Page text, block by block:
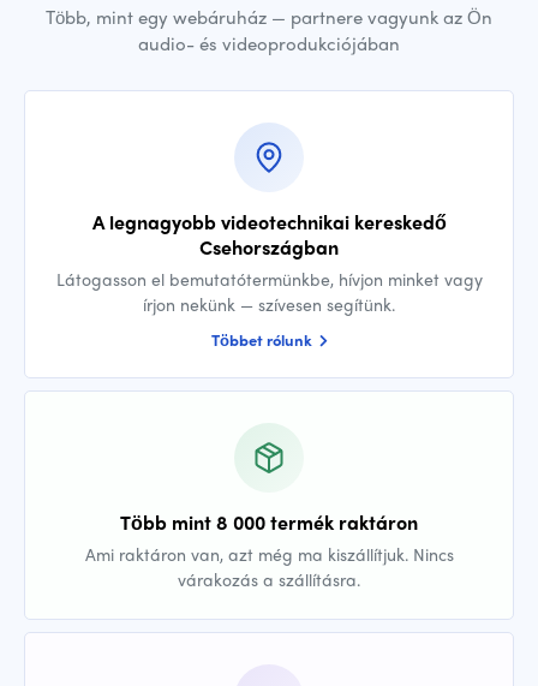
Több, mint egy webáruház — partnere vagyunk az Ön
audio- és videoprodukciójában
A legnagyobb videotechnikai kereskedő
Csehországban
Látogasson el bemutatótermünkbe, hívjon minket vagy
írjon nekünk — szívesen segítünk.
Többet rólunk
Több mint 8 000 termék raktáron
Ami raktáron van, azt még ma kiszállítjuk. Nincs
várakozás a szállításra.